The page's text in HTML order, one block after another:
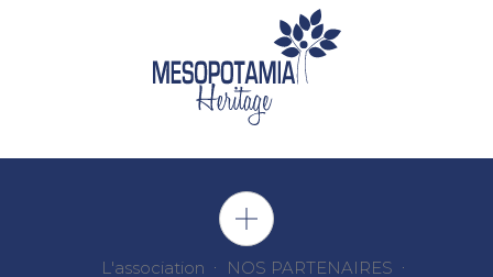
L'association NOS PARTENAIRES